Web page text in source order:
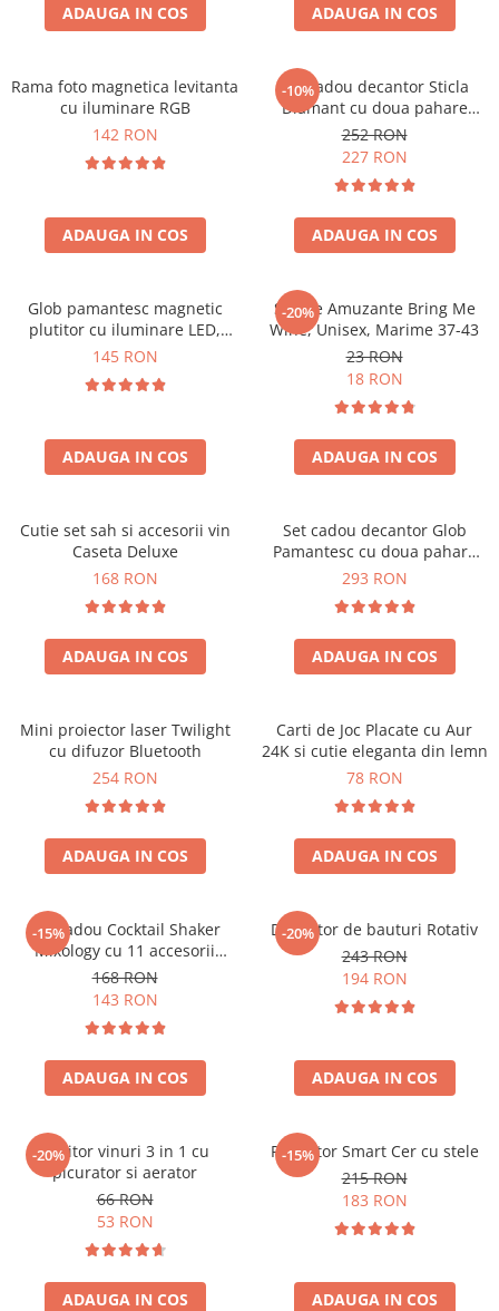
Cadouri Fete
Cadouri Haioase
Cadouri de Casa Noua
Cadouri Majorat
Cadouri pentru Bunici
Cadouri pentru Prieteni
Cel ce are tot
Cadouri Nunta si Cununie civila
Cani si Termosuri
Produse pentru Calatorie
Seturi de caligrafie
Cadouri Sfantul Alexandru
Cadouri Constantin si Elena
Cadouri Sfanta Maria
Cadouri Sfintii Mihail si Gavriil
ADAUGA IN COS ADAUGA IN COS
Rama foto magnetica levitanta
cu iluminare RGB
142 RON
ADAUGA IN COS
-10%
Set cadou decantor Sticla
Diamant cu doua pahare
Deluxe
252 RON
227 RON
ADAUGA IN COS
Glob pamantesc magnetic
plutitor cu iluminare LED,
Forma C
145 RON
ADAUGA IN COS
-20%
Sosete Amuzante Bring Me
Wine, Unisex, Marime 37-43
23 RON
18 RON
ADAUGA IN COS
Cutie set sah si accesorii vin
Caseta Deluxe
168 RON
ADAUGA IN COS
Set cadou decantor Glob
Pamantesc cu doua pahare
Deluxe
293 RON
ADAUGA IN COS
Mini proiector laser Twilight
cu difuzor Bluetooth
254 RON
ADAUGA IN COS
Carti de Joc Placate cu Aur
24K si cutie eleganta din lemn
78 RON
ADAUGA IN COS
-15%
Set cadou Cocktail Shaker
Mixology cu 11 accesorii
750ml Argintiu
168 RON
143 RON
ADAUGA IN COS
-20%
Decantor de bauturi Rotativ
243 RON
194 RON
ADAUGA IN COS
-20%
Racitor vinuri 3 in 1 cu
picurator si aerator
66 RON
53 RON
ADAUGA IN COS
-15%
Proiector Smart Cer cu stele
215 RON
183 RON
ADAUGA IN COS